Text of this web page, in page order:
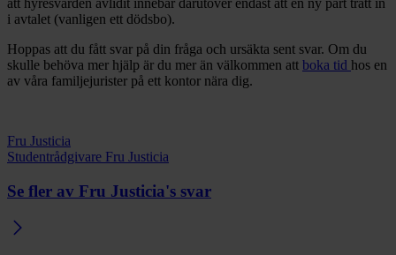
att hyresvärden avlidit innebär därutöver endast att en ny part trätt in
i avtalet (vanligen ett dödsbo).
Hoppas att du fått svar på din fråga och ursäkta sent svar. Om du
skulle behöva mer hjälp är du mer än välkommen att boka tid hos en
av våra familjejurister på ett kontor nära dig.
Fru Justicia
Studentrådgivare Fru Justicia
Se fler av Fru Justicia's svar